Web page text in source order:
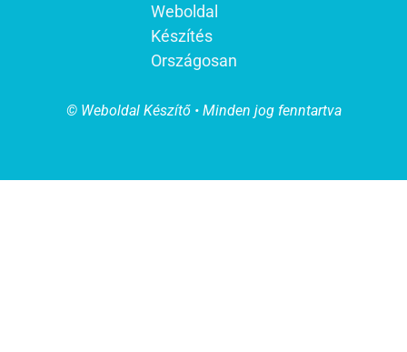
Weboldal
Készítés
Országosan
© Weboldal Készítő • Minden jog fenntartva